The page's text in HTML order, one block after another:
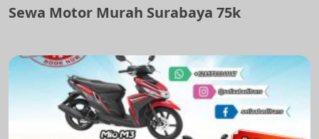
Sewa Motor Murah Surabaya 75k